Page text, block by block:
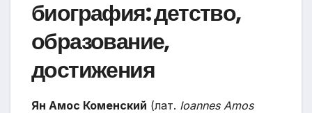
биография: детство,
образование,
достижения
Ян Амос Коменский (лат. Ioannes Amos